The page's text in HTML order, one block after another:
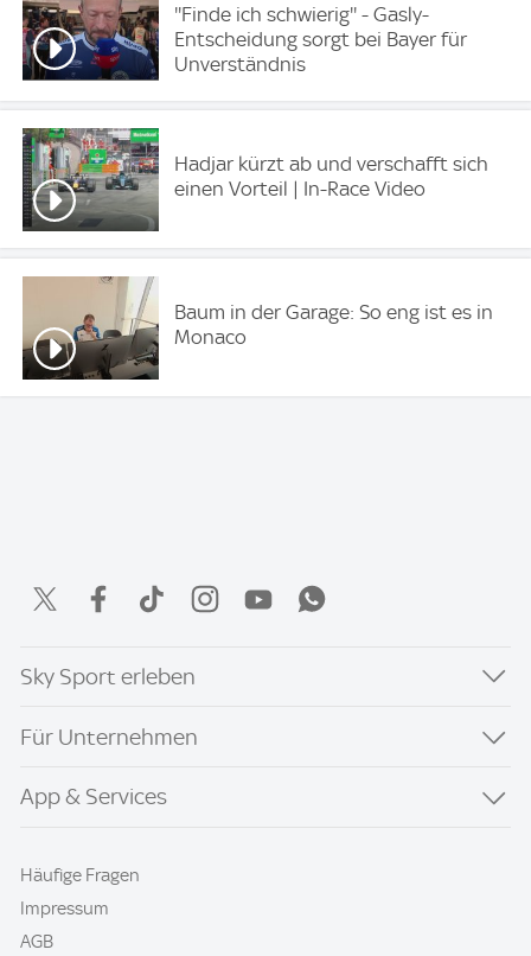
''Finde ich schwierig'' - Gasly-
Entscheidung sorgt bei Bayer für
Unverständnis
Hadjar kürzt ab und verschafft sich
einen Vorteil | In-Race Video
Baum in der Garage: So eng ist es in
Monaco
Sky Sport erleben
Für Unternehmen
App & Services
Häufige Fragen
Impressum
AGB